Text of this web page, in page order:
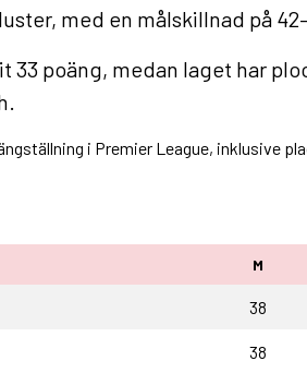
med en målskillnad på
33 poäng, medan laget har
i Premier League, inklusive
M
38
38